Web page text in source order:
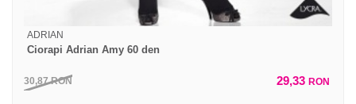
ADRIAN
Ciorapi Adrian Amy 60 den
30,87RON 29,33 RON